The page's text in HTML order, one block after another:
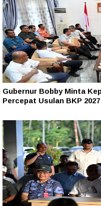
Gubernur Bobby Minta
Percepat Usulan BKP 2027